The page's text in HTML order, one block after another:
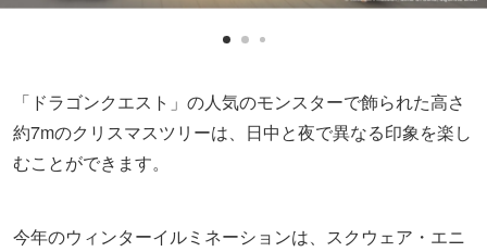
「ドラゴンクエスト」の人気のモンスターで飾られた高さ
約7mのクリスマスツリーは、日中と夜で異なる印象を楽し
むことができます。
今年のウィンターイルミネーションは、スクウェア・エニ